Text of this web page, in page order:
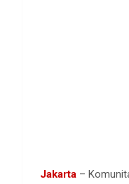
Jakarta –